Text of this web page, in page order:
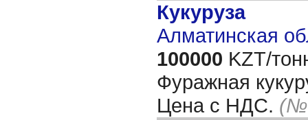
Кукуруза
Алматинская
100000 KZT/
Фуражная
Цена с НДС.